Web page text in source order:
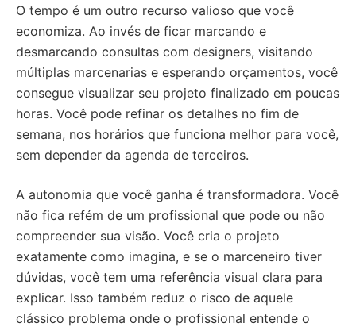
O tempo é um outro recurso valioso que você
economiza. Ao invés de ficar marcando e
desmarcando consultas com designers, visitando
múltiplas marcenarias e esperando orçamentos, você
consegue visualizar seu projeto finalizado em poucas
horas. Você pode refinar os detalhes no fim de
semana, nos horários que funciona melhor para você,
sem depender da agenda de terceiros.
A autonomia que você ganha é transformadora. Você
não fica refém de um profissional que pode ou não
compreender sua visão. Você cria o projeto
exatamente como imagina, e se o marceneiro tiver
dúvidas, você tem uma referência visual clara para
explicar. Isso também reduz o risco de aquele
clássico problema onde o profissional entende o